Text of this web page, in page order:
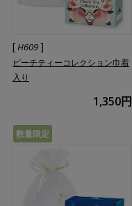
[H609 ]
ピーチティーコレクション巾着
入り
1,350円
数量限定